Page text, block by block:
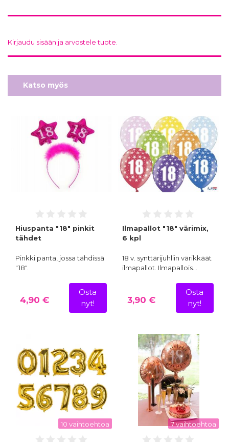
Kirjaudu sisään ja arvostele tuote.
Katso myös
Hiuspanta "18" pinkit
tähdet
Pinkki panta, jossa tähdissä
"18".
4,90 €
Osta
nyt!
Ilmapallot "18" värimix,
6 kpl
18 v. synttärijuhliin värikkäät
ilmapallot. Ilmapallois…
3,90 €
Osta
nyt!
10 vaihtoehtoa 7 vaihtoehtoa